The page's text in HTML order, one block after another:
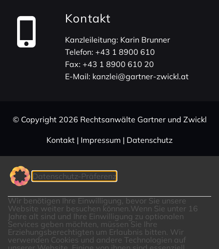
Kontakt
Kanz­lei­lei­tung: Karin Brunner
Telefon: +43 1 8900 610
Fax: +43 1 8900 610 20
E-Mail: kanzlei@gartner-zwickl.at
© Copy­right 2026 Rechts­an­wälte Gartner und Zwickl
Kontakt | Impressum | Daten­schutz
Datenschutz-Präferenz
Wir benötigen Ihre Einwilligung, bevor Sie unsere
Website weiter besuchen können.Wenn Sie unter 16
Jahre alt sind und Ihre Einwilligung zu optionalen
Services geben möchten, müssen Sie Ihre
Erziehungsberechtigten um Erlaubnis bitten. Wir
verwenden Cookies und andere Technologien auf